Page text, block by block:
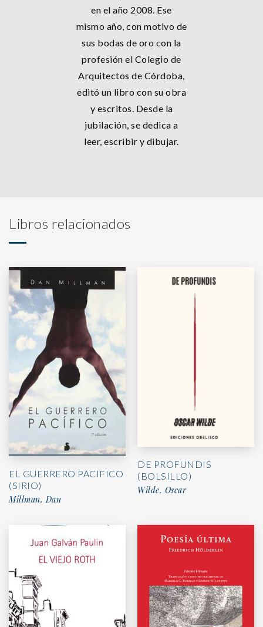
en el año 2008. Ese
mismo año, con motivo de
sus bodas de oro con la
profesión el Colegio de
Arquitectos de Córdoba,
editó un libro con su obra
y escritos. Desde la
jubilación, se dedica a
leer, escribir y dibujar.
Libros relacionados
EL GUERRERO PACIFICO
(SIRIO)
Millman, Dan
DE PROFUNDIS
(BOLSILLO)
Wilde, Oscar